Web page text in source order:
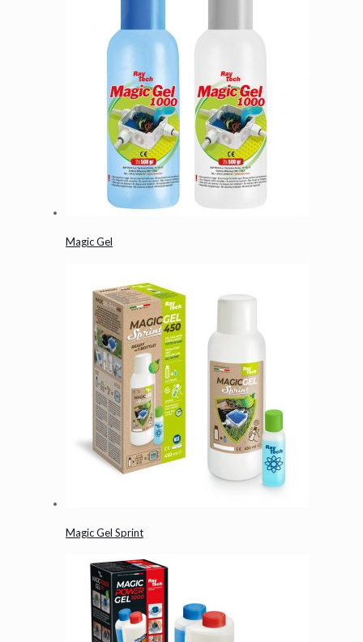
Magic Gel
Magic Gel Sprint